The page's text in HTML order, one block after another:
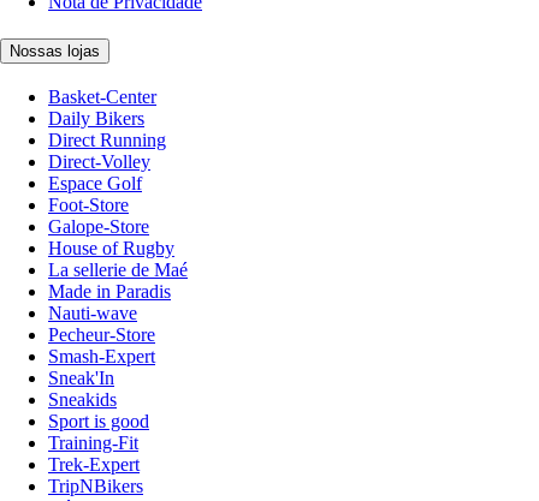
Nossas lojas
Basket-Center
Daily Bikers
Direct Running
Direct-Volley
Espace Golf
Foot-Store
Galope-Store
House of Rugby
La sellerie de Maé
Made in Paradis
Nauti-wave
Pecheur-Store
Smash-Expert
Sneak'In
Sneakids
Sport is good
Training-Fit
Trek-Expert
TripNBikers